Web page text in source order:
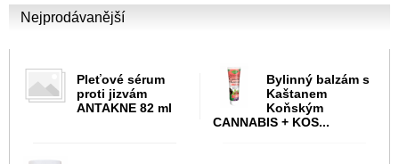
Nejprodávanější
Pleťové sérum
proti jizvám
ANTAKNE 82 ml
Bylinný balzám s
Kaštanem
Koňským
CANNABIS + KOS...